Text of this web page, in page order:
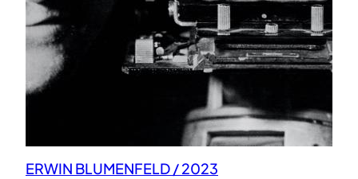
ERWIN BLUMENFELD / 2023